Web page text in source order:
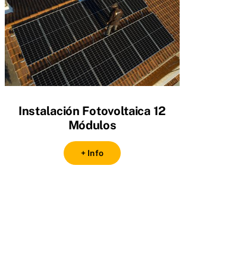
Instalación Fotovoltaica 12
Módulos
+ Info